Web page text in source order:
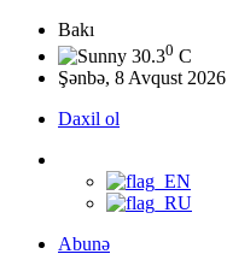
Bakı
30.30 C
Şənbə, 8 Avqust 2026
Daxil ol
Abunə